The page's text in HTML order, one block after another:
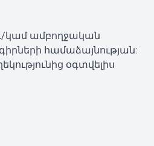
կամ ամբողջական
համաձայնության:
օգտվելիս